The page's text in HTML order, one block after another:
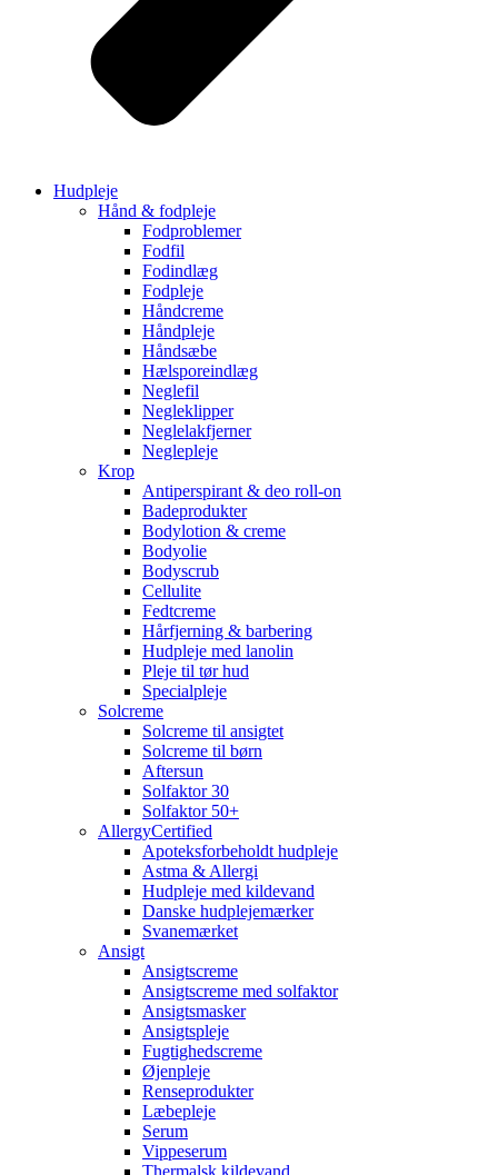
Hudpleje
Hånd & fodpleje
Fodproblemer
Fodfil
Fodindlæg
Fodpleje
Håndcreme
Håndpleje
Håndsæbe
Hælsporeindlæg
Neglefil
Negleklipper
Neglelakfjerner
Neglepleje
Krop
Antiperspirant & deo roll-on
Badeprodukter
Bodylotion & creme
Bodyolie
Bodyscrub
Cellulite
Fedtcreme
Hårfjerning & barbering
Hudpleje med lanolin
Pleje til tør hud
Specialpleje
Solcreme
Solcreme til ansigtet
Solcreme til børn
Aftersun
Solfaktor 30
Solfaktor 50+
AllergyCertified
Apoteksforbeholdt hudpleje
Astma & Allergi
Hudpleje med kildevand
Danske hudplejemærker
Svanemærket
Ansigt
Ansigtscreme
Ansigtscreme med solfaktor
Ansigtsmasker
Ansigtspleje
Fugtighedscreme
Øjenpleje
Renseprodukter
Læbepleje
Serum
Vippeserum
Thermalsk kildevand